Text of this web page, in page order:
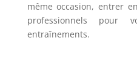
même occasion, entrer
professionnels pour
entraînements.